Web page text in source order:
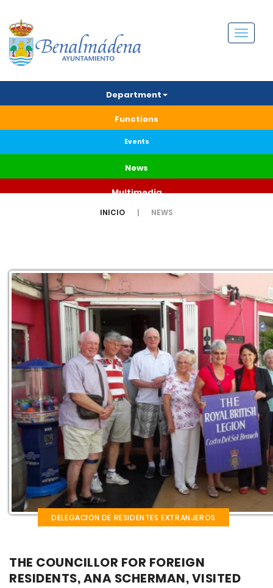
Menú
Department
Functions
Events
News
Multimedia
INICIO NEWS
DELEGACIÓN DE RESIDENTES EXTRANJEROS
THE COUNCILLOR FOR FOREIGN
RESIDENTS, ANA SCHERMAN, VISITED